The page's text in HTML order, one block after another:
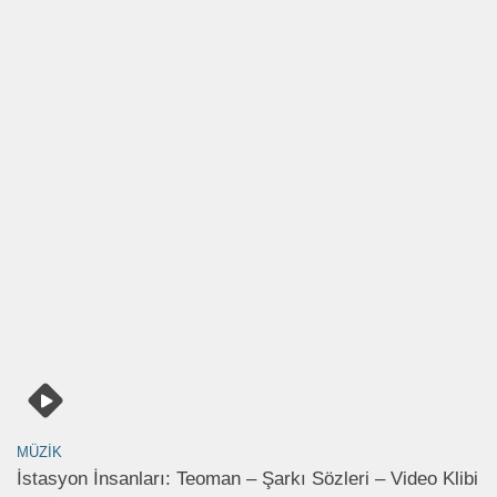
MÜZIK
İstasyon İnsanları: Teoman – Şarkı Sözleri – Video Klibi